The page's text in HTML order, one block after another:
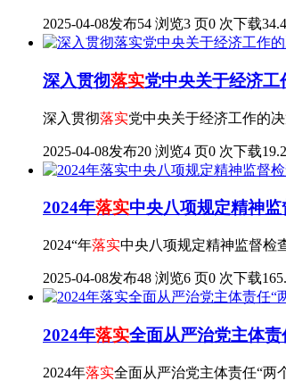
2025-04-08发布54 浏览3 页0 次下载
深入贯彻落实党中央关于经济工
深入贯彻落实党中央关于经济工作的
2025-04-08发布20 浏览4 页0 次下载
2024年落实中央八项规定精神
2024“年落实中央八项规定精神监督检
2025-04-08发布48 浏览6 页0 次下载
2024年落实全面从严治党主体
2024年落实全面从严治党主体责任“两